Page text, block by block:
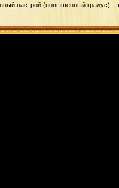
настрой (повышенный градус) -